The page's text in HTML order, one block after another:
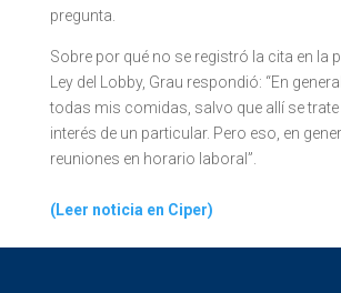
pregunta.
Sobre por qué no se registró la cita en la
Ley del Lobby, Grau respondió: “En
todas mis comidas, salvo que allí se trate
interés de un particular. Pero eso, en
reuniones en horario laboral”.
(Leer noticia en Ciper)